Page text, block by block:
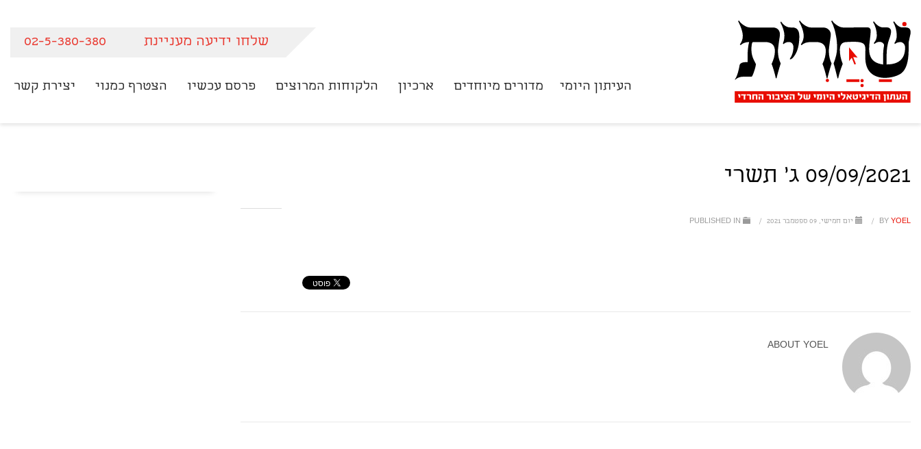
שלחו ידיעה מעניינת 02-5-380-380
העיתון היומי מדורים מיוחדים ארכיון הלקוחות המרוצים פרסם עכשיו הצטרף כמנוי יצירת קשר
09/09/2021 ג' תשרי
BY YOEL
/ יום חמישי, 09 ספטמבר 2021 /
ABOUT YOEL